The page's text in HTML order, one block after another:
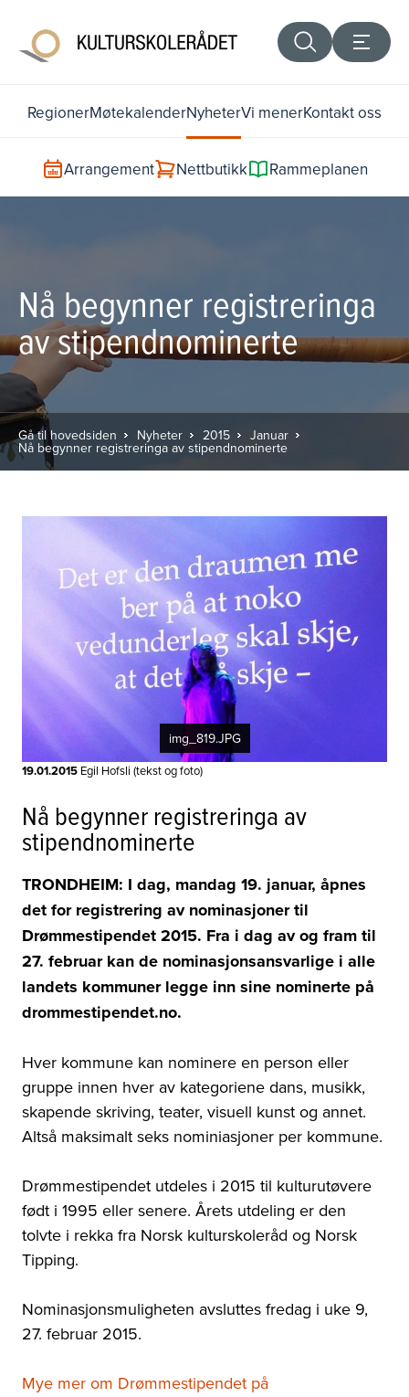
RegionerMøtekalenderNyheterVi menerKontakt oss
Arrangement Nettbutikk Rammeplanen
Nå begynner registreringa
av stipendnominerte
Gå til hovedsiden Nyheter 2015 Januar
Nå begynner registreringa av stipendnominerte
img_819.JPG
19.01.2015 Egil Hofsli (tekst og foto)
Nå begynner registreringa av
stipendnominerte
TRONDHEIM: I dag, mandag 19. januar, åpnes
det for registrering av nominasjoner til
Drømmestipendet 2015. Fra i dag av og fram til
27. februar kan de nominasjonsansvarlige i alle
landets kommuner legge inn sine nominerte på
drommestipendet.no.
Hver kommune kan nominere en person eller
gruppe innen hver av kategoriene dans, musikk,
skapende skriving, teater, visuell kunst og annet.
Altså maksimalt seks nominiasjoner per kommune.
Drømmestipendet utdeles i 2015 til kulturutøvere
født i 1995 eller senere. Årets utdeling er den
tolvte i rekka fra Norsk kulturskoleråd og Norsk
Tipping.
Nominasjonsmuligheten avsluttes fredag i uke 9,
27. februar 2015.
Mye mer om Drømmestipendet på